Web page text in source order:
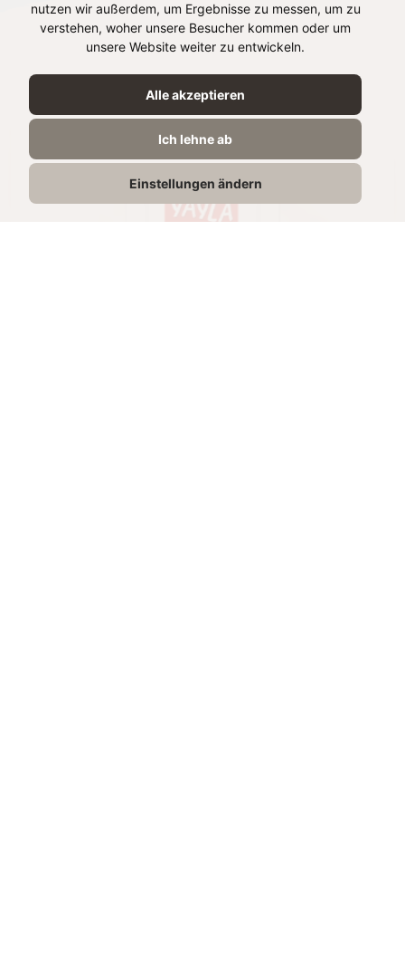
nutzen wir außerdem, um Ergebnisse zu messen, um zu
verstehen, woher unsere Besucher kommen oder um
unsere Website weiter zu entwickeln.
Alle akzeptieren
Ich lehne ab
Einstellungen ändern
Tarifteki ürünler